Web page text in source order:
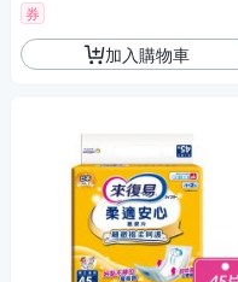
券
加入購物車